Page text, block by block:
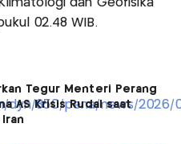
dan Geofisika
02.48 WIB.
Tegur Menteri Perang
AS Krisis Rudal saat
Iran